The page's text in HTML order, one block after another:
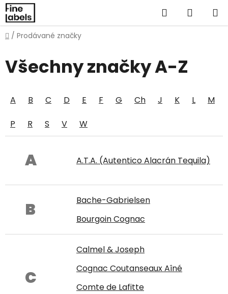
Přejít
na
obsah
Hledat
KOŠÍK
Domů
/ Prodávané značky
Všechny značky A-Z
A B C D E F G Ch J K L M
P R S V W
A A.T.A. (Autentico Alacrán Tequila)
B
Bache-Gabrielsen
Bourgoin Cognac
C
Calmel & Joseph
Cognac Coutanseaux Aîné
Comte de Lafitte